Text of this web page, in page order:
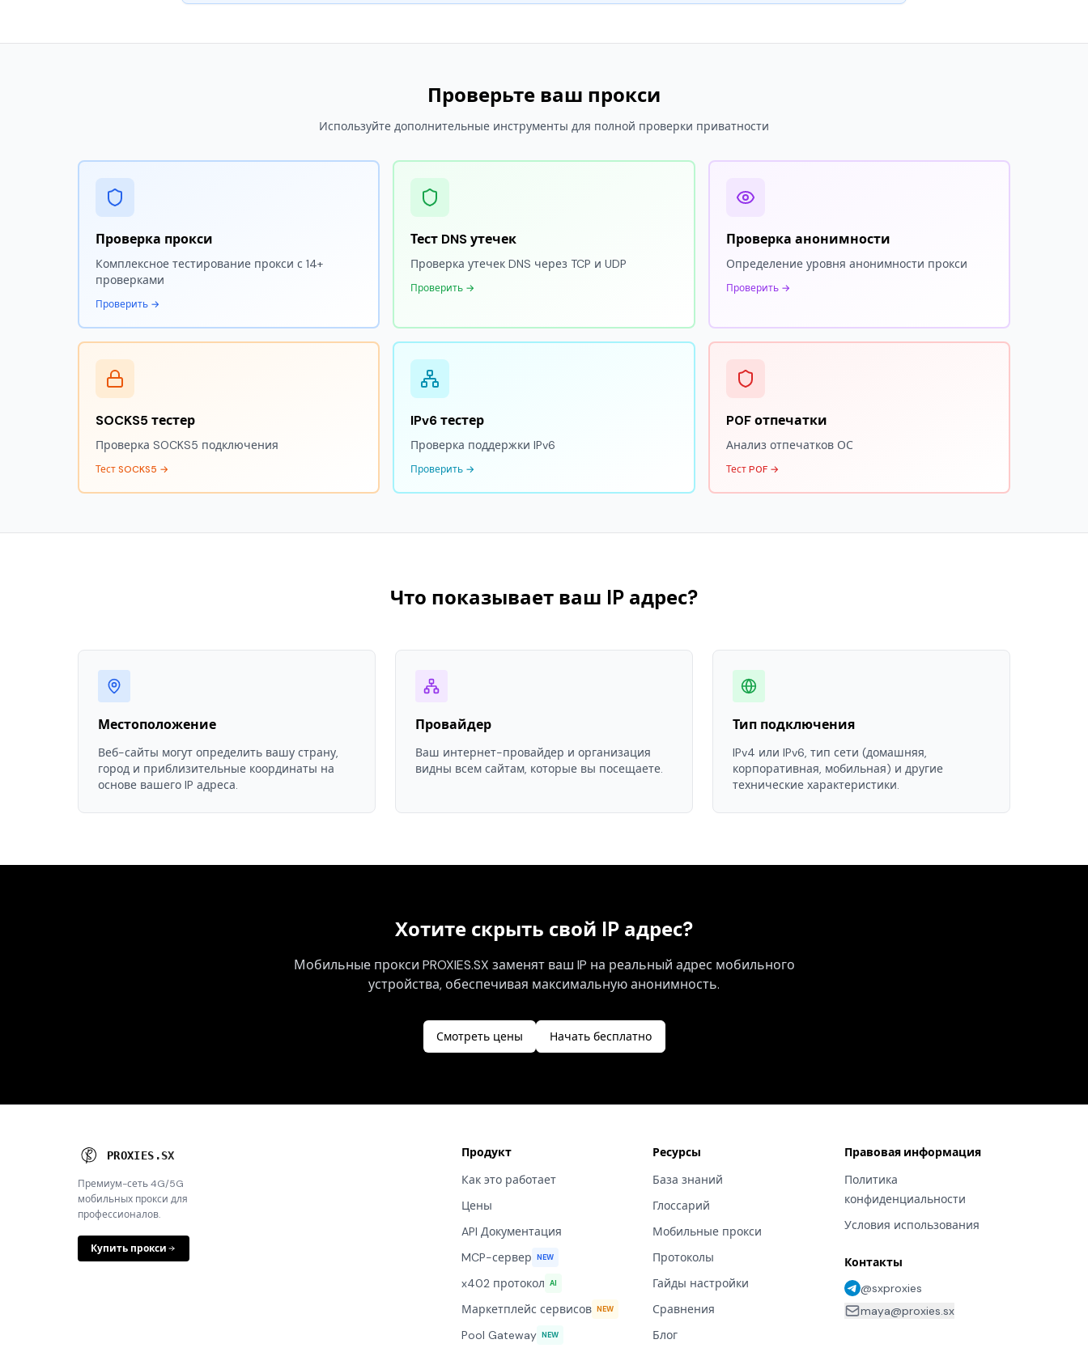
Проверьте ваш прокси
Используйте дополнительные инструменты для полной проверки приватности
Проверка прокси
Комплексное тестирование прокси с 14+
проверками
Проверить →
Тест DNS утечек
Проверка утечек DNS через TCP и UDP
Проверить →
Проверка анонимности
Определение уровня анонимности прокси
Проверить →
SOCKS5 тестер
Проверка SOCKS5 подключения
Тест SOCKS5 →
IPv6 тестер
Проверка поддержки IPv6
Проверить →
P0F отпечатки
Анализ отпечатков ОС
Тест P0F →
Что показывает ваш IP адрес?
Местоположение
Веб-сайты могут определить вашу страну,
город и приблизительные координаты на
основе вашего IP адреса.
Провайдер
Ваш интернет-провайдер и организация
видны всем сайтам, которые вы посещаете.
Тип подключения
IPv4 или IPv6, тип сети (домашняя,
корпоративная, мобильная) и другие
технические характеристики.
Хотите скрыть свой IP адрес?
Мобильные прокси PROXIES.SX заменят ваш IP на реальный адрес мобильного
устройства, обеспечивая максимальную анонимность.
Смотреть цены Начать бесплатно
PROXIES .SX
Премиум-сеть 4G/5G
мобильных прокси для
профессионалов.
Купить прокси
Продукт
Как это работает
Цены
API Документация
MCP-сервер NEW
x402 протокол AI
Маркетплейс сервисов NEW
Pool Gateway NEW
Ресурсы
База знаний
Глоссарий
Мобильные прокси
Протоколы
Гайды настройки
Сравнения
Блог
Правовая информация
Политика
конфиденциальности
Условия использования
Контакты
@sxproxies
maya@proxies.sx